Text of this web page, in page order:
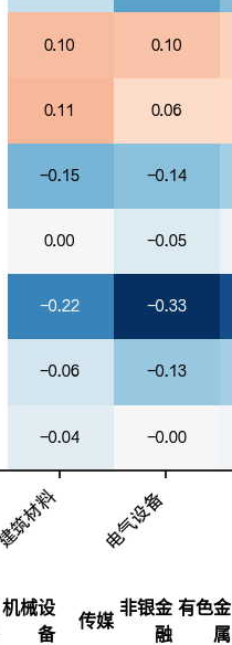
机械设
备
传媒
非银金
融
有色金
属